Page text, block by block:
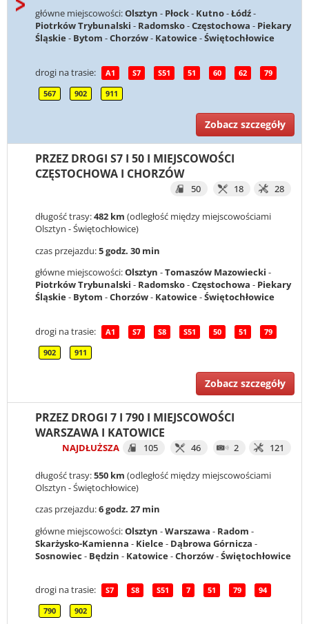
główne miejscowości:Olsztyn - Płock- Kutno-Łódź-
Piotrków Trybunalski - Radomsko-Częstochowa - Piekary
Śląskie - Bytom -Chorzów- Katowice -Świętochłowice
drogi na trasie: A1 S7 S51 51 60 62 79
567 902 911
Zobacz szczegóły
PRZEZ DROGI S7 I 50 I MIEJSCOWOŚCI
CZĘSTOCHOWA I CHORZÓW
50 18 28
długość trasy:482 km (odległość między miejscowościami
Olsztyn - Świętochłowice)
czas przejazdu:5 godz. 30 min
główne miejscowości:Olsztyn -Tomaszów Mazowiecki -
Piotrków Trybunalski - Radomsko-Częstochowa - Piekary
Śląskie- Bytom -Chorzów- Katowice-Świętochłowice
drogi na trasie: A1 S7 S8 S51 50 51 79
902 911
Zobacz szczegóły
PRZEZ DROGI 7 I 790 I MIEJSCOWOŚCI
WARSZAWA I KATOWICE
NAJDŁUŻSZA 105 46 2 121
długość trasy:550 km (odległość między miejscowościami
Olsztyn - Świętochłowice)
czas przejazdu:6 godz. 27 min
główne miejscowości:Olsztyn -Warszawa - Radom -
Skarżysko-Kamienna - Kielce- Dąbrowa Górnicza -
Sosnowiec - Będzin - Katowice-Chorzów-Świętochłowice
drogi na trasie: S7 S8 S51 7 51 79 94
790 902